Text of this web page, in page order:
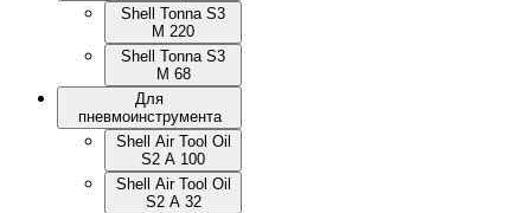
Shell Tonna S3
M 220
Shell Tonna S3
M 68
Для
пневмоинструмента
Shell Air Tool Oil
S2 A 100
Shell Air Tool Oil
S2 A 32